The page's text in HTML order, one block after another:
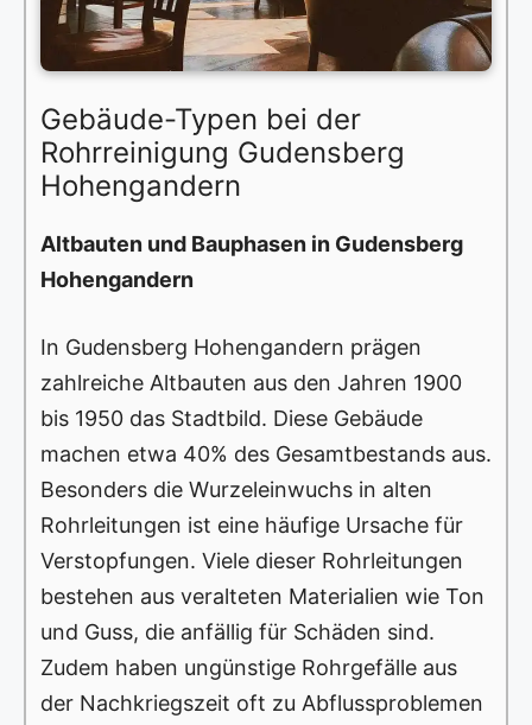
Gebäude-Typen bei der
Rohrreinigung Gudensberg
Hohengandern
Altbauten und Bauphasen in Gudensberg
Hohengandern
In Gudensberg Hohengandern prägen
zahlreiche Altbauten aus den Jahren 1900
bis 1950 das Stadtbild. Diese Gebäude
machen etwa 40% des Gesamtbestands aus.
Besonders die Wurzeleinwuchs in alten
Rohrleitungen ist eine häufige Ursache für
Verstopfungen. Viele dieser Rohrleitungen
bestehen aus veralteten Materialien wie Ton
und Guss, die anfällig für Schäden sind.
Zudem haben ungünstige Rohrgefälle aus
der Nachkriegszeit oft zu Abflussproblemen